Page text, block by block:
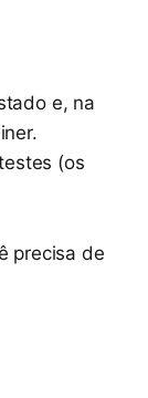
e, na
(os
precisa de